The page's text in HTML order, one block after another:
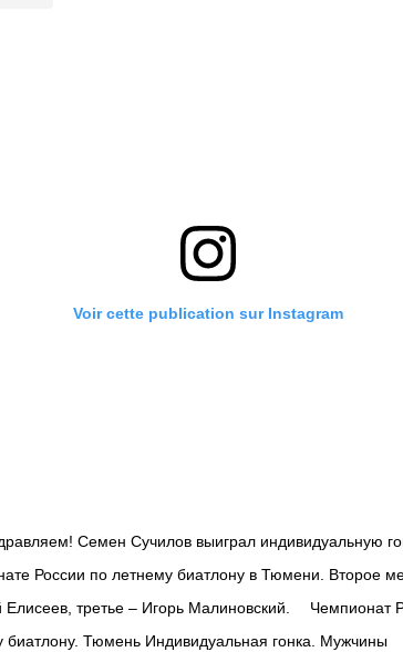
Voir cette publication sur Instagram
Семен Сучилов выиграл индивидуальную
России по летнему биатлону в Тюмени. Второе
Елисеев, третье – Игорь Малиновский. ⠀ Чемпионат
биатлону. Тюмень Индивидуальная гонка. Мужчины